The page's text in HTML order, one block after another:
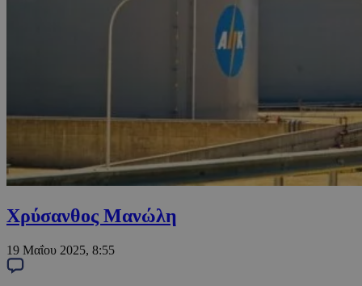
Χρύσανθος Μανώλη
19 Μαΐου 2025, 8:55